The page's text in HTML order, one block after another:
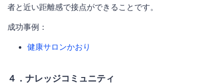
者と近い距離感で接点ができることです。
成功事例：
健康サロンかおり
４．ナレッジコミュニティ